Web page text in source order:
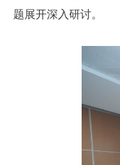
题展开深入研讨。